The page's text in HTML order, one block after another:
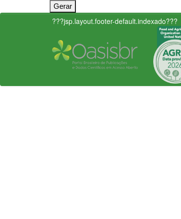
???jsp.layout.footer-default.indexado???